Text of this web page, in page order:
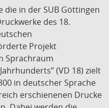
die in der SUB Göttingen
des 18.
Projekt
Sprachraum
(VD 18) zielt
in deutscher Sprache
erschienenen Drucke